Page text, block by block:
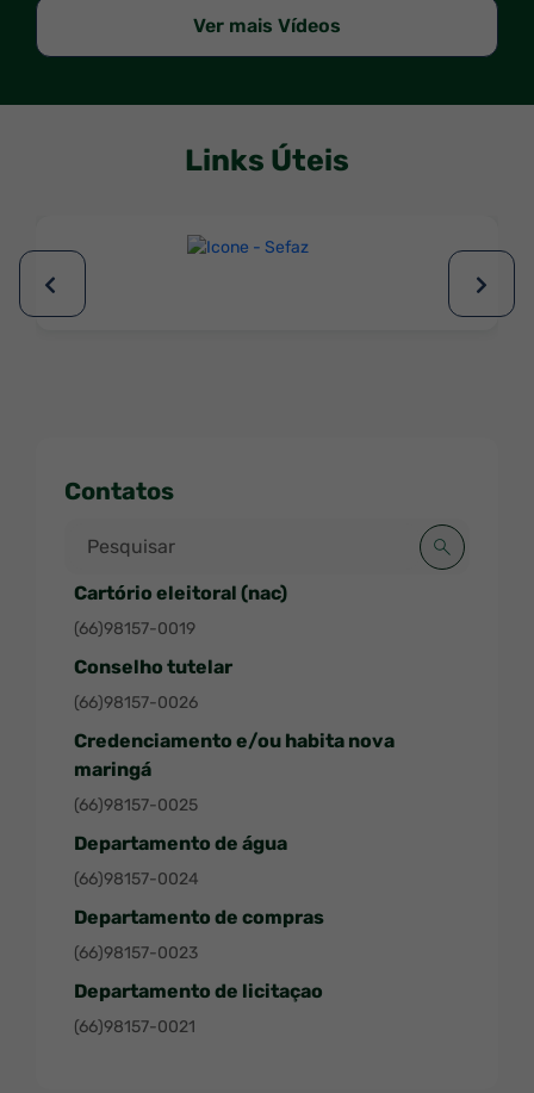
Ver mais Vídeos
Links Úteis
Ir
para
Sefaz
Contatos
Pesquisar
Cartório eleitoral (nac)
(66)98157-0019
Conselho tutelar
(66)98157-0026
Credenciamento e/ou habita nova
maringá
(66)98157-0025
Departamento de água
(66)98157-0024
Departamento de compras
(66)98157-0023
Departamento de licitaçao
(66)98157-0021